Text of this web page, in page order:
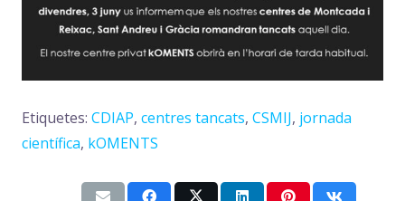
Etiquetes: CDIAP, centres tancats, CSMIJ, jornada
científica, kOMENTS